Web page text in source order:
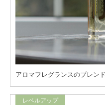
アロマフレグランスのブレン
レベルアップ